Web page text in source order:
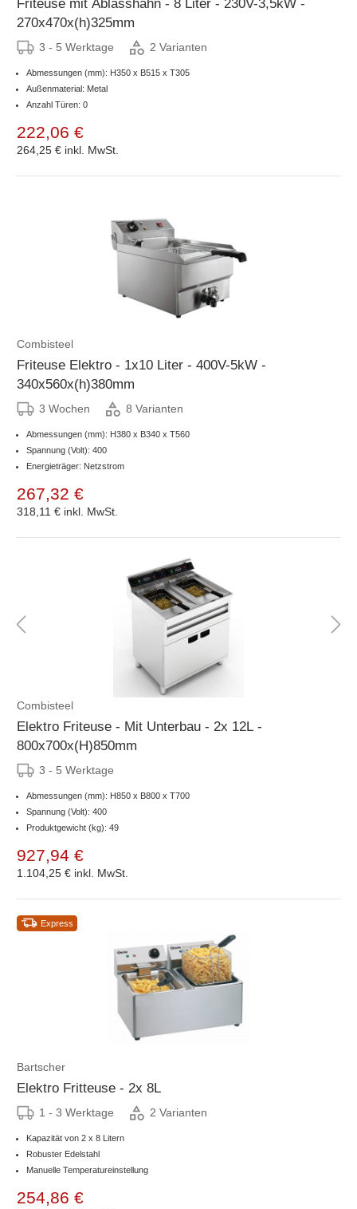
Friteuse mit Ablasshahn - 8 Liter - 230V-3,5kW -
270x470x(h)325mm
3 - 5 Werktage 2 Varianten
Abmessungen (mm): H350 x B515 x T305
Außenmaterial: Metal
Anzahl Türen: 0
222,06 €
264,25 € inkl. MwSt.
Combisteel
Friteuse Elektro - 1x10 Liter - 400V-5kW -
340x560x(h)380mm
3 Wochen 8 Varianten
Abmessungen (mm): H380 x B340 x T560
Spannung (Volt): 400
Energieträger: Netzstrom
267,32 €
318,11 € inkl. MwSt.
Combisteel
Elektro Friteuse - Mit Unterbau - 2x 12L -
800x700x(H)850mm
3 - 5 Werktage
Abmessungen (mm): H850 x B800 x T700
Spannung (Volt): 400
Produktgewicht (kg): 49
927,94 €
1.104,25 € inkl. MwSt.
Express
Bartscher
Elektro Fritteuse - 2x 8L
1 - 3 Werktage 2 Varianten
Kapazität von 2 x 8 Litern
Robuster Edelstahl
Manuelle Temperatureinstellung
254,86 €